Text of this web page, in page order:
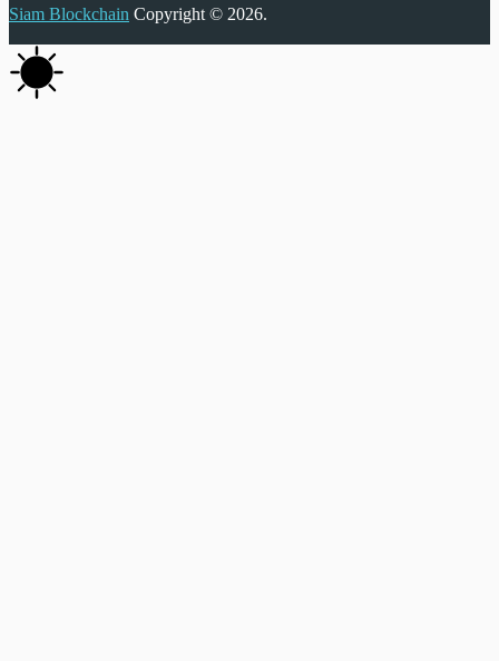
Siam Blockchain Copyright © 2026.